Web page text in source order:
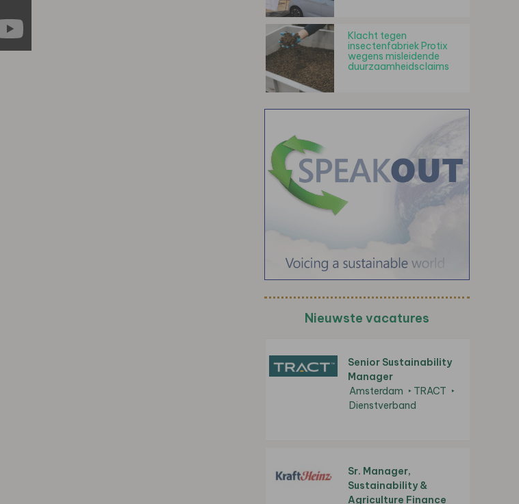
Klacht tegen
insectenfabriek Protix
wegens misleidende
duurzaamheidsclaims
Nieuwste vacatures
Senior Sustainability
Manager
Amsterdam
TRACT
Dienstverband
Sr. Manager,
Sustainability &
Agriculture Finance